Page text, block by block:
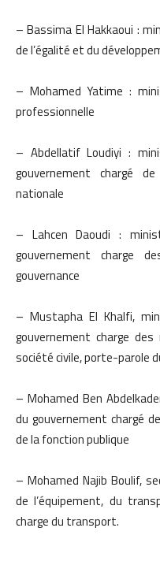
– Bassima El Hakkaoui :
de l’égalité et du
– Mohamed Yatime :
professionnelle
– Abdellatif Loudiyi :
gouvernement chargé
nationale
– Lahcen Daoudi :
gouvernement charge
gouvernance
– Mustapha El Khalfi,
gouvernement charge
société civile, porte-parole
– Mohamed Ben
du gouvernement chargé
de la fonction publique
– Mohamed Najib Boulif,
de l’équipement, du
charge du transport.